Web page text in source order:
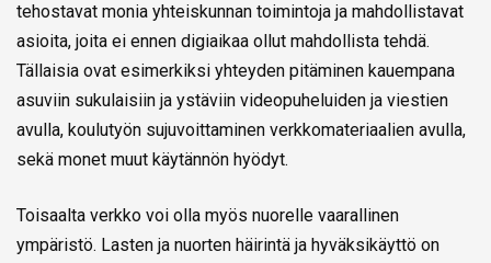
tehostavat monia yhteiskunnan toimintoja ja mahdollistavat
asioita, joita ei ennen digiaikaa ollut mahdollista tehdä.
Tällaisia ovat esimerkiksi yhteyden pitäminen kauempana
asuviin sukulaisiin ja ystäviin videopuheluiden ja viestien
avulla, koulutyön sujuvoittaminen verkkomateriaalien avulla,
sekä monet muut käytännön hyödyt.
Toisaalta verkko voi olla myös nuorelle vaarallinen
ympäristö. Lasten ja nuorten häirintä ja hyväksikäyttö on